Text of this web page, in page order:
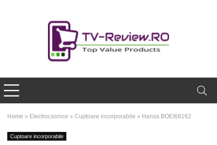
Home » Electrocasnice » Cuptoare incorporabile » Hansa BOEI68162
Cuptoare incorporabile